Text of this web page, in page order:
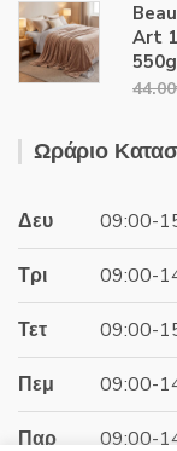
Art
44.00
Ωράριο
Δευ 09:00-
Τρι 09:00-
Τετ 09:00-
Πεμ 09:00-
Παρ 09:00-